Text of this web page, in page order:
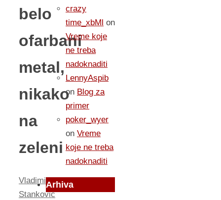
belo
ofarbani
metal,
nikako
na
zeleni
Vladimir
Stankovic
crazy
time_xbMl on
Vreme koje
ne treba
nadoknaditi
LennyAspib
on Blog za
primer
poker_wyer
on Vreme
koje ne treba
nadoknaditi
Arhiva